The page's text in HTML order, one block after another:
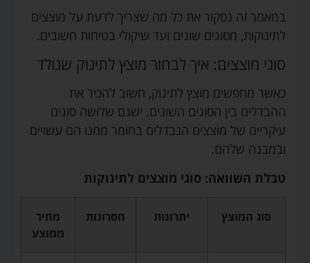
במאמר זה נסקור את כל מה שצריך לדעת על מוצצים
לתינוקות, מסוגים שונים ועד שיקולי בטיחות חשובים.
סוגי מוצצים: איך לבחור מוצץ לתינוק שנולד
כאשר מחפשים מוצץ לתינוק, חשוב להכיר את
ההבדלים בין הסוגים השונים. ישנם שלושה סוגים
עיקריים של מוצצים הנבדלים בחומר ממנו הם עשויים
ובמבנה שלהם.
טבלת השוואה: סוגי מוצצים לתינוקות
סוג המוצץ יתרונות חסרונות
מחיר
ממוצע